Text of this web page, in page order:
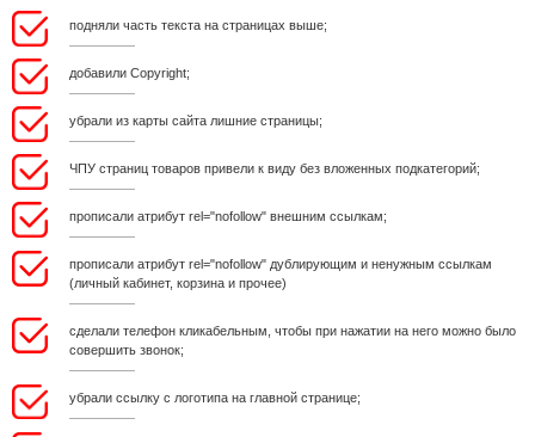
подняли часть текста на страницах выше;
добавили Copyright;
убрали из карты сайта лишние страницы;
ЧПУ страниц товаров привели к виду без вложенных подкатегорий;
прописали атрибут rel="nofollow" внешним ссылкам;
прописали атрибут rel="nofollow" дублирующим и ненужным ссылкам
(личный кабинет, корзина и прочее)
сделали телефон кликабельным, чтобы при нажатии на него можно было
совершить звонок;
убрали ссылку с логотипа на главной странице;